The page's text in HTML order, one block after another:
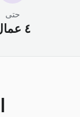
حتى
٤ عمال